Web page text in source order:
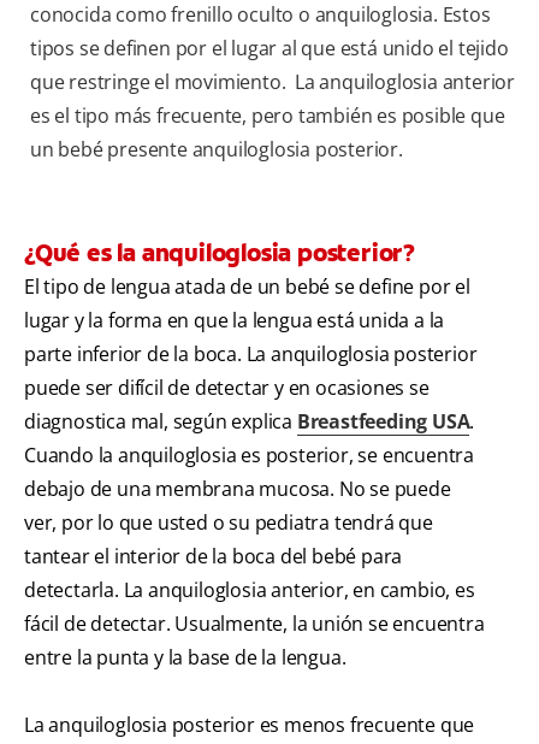
conocida como frenillo oculto o anquiloglosia. Estos
tipos se definen por el lugar al que está unido el tejido
que restringe el movimiento. La anquiloglosia anterior
es el tipo más frecuente, pero también es posible que
un bebé presente anquiloglosia posterior.
¿Qué es la anquiloglosia posterior?
El tipo de lengua atada de un bebé se define por el
lugar y la forma en que la lengua está unida a la
parte inferior de la boca. La anquiloglosia posterior
puede ser difícil de detectar y en ocasiones se
diagnostica mal, según explica Breastfeeding USA.
Cuando la anquiloglosia es posterior, se encuentra
debajo de una membrana mucosa. No se puede
ver, por lo que usted o su pediatra tendrá que
tantear el interior de la boca del bebé para
detectarla. La anquiloglosia anterior, en cambio, es
fácil de detectar. Usualmente, la unión se encuentra
entre la punta y la base de la lengua.
La anquiloglosia posterior es menos frecuente que